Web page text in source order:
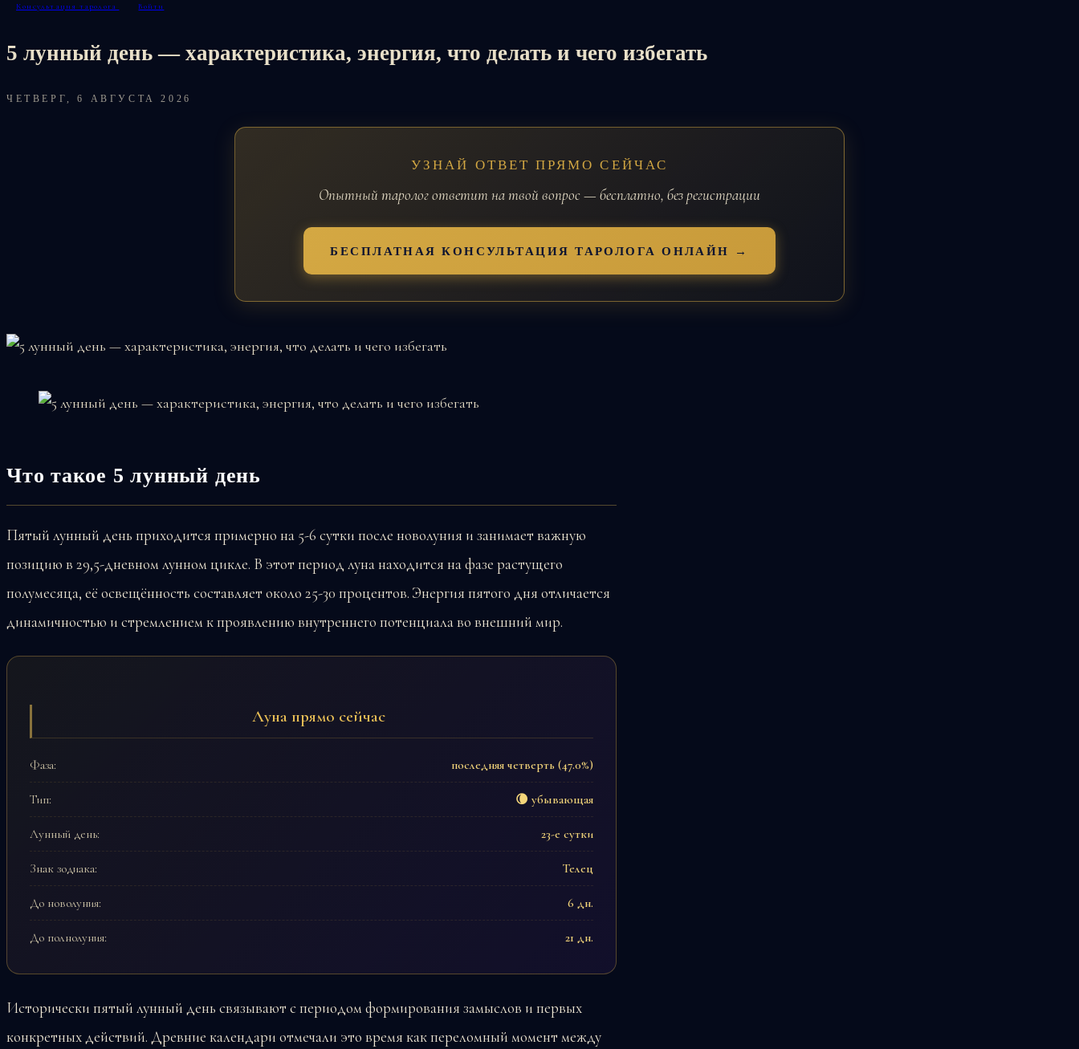
Консультация таролога Войти
5 лунный день — характеристика, энергия, что делать и чего избегать
ЧЕТВЕРГ, 6 АВГУСТА 2026
УЗНАЙ ОТВЕТ ПРЯМО СЕЙЧАС
Опытный таролог ответит на твой вопрос — бесплатно, без регистрации
БЕСПЛАТНАЯ КОНСУЛЬТАЦИЯ ТАРОЛОГА ОНЛАЙН →
Что такое 5 лунный день
Пятый лунный день приходится примерно на 5-6 сутки после новолуния и занимает важную
позицию в 29,5-дневном лунном цикле. В этот период луна находится на фазе растущего
полумесяца, её освещённость составляет около 25-30 процентов. Энергия пятого дня отличается
динамичностью и стремлением к проявлению внутреннего потенциала во внешний мир.
Луна прямо сейчас
Фаза: последняя четверть (47.0%)
Тип: 🌘 убывающая
Лунный день: 23-е сутки
Знак зодиака: Телец
До новолуния: 6 дн.
До полнолуния: 21 дн.
Исторически пятый лунный день связывают с периодом формирования замыслов и первых
конкретных действий. Древние календари отмечали это время как переломный момент между